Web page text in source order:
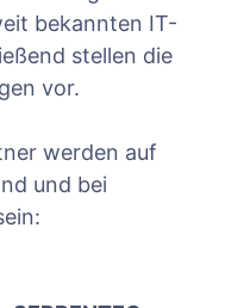
bekannten IT-
stellen die
vor.
werden auf
und bei